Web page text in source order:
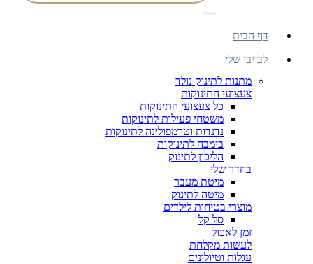
דף הבית
לבייבי שלי
מתנות לתינוק נולד
צעצועי התינוקות
כל צעצועי התינוקות
משטחי פעילות לתינוקות
נדנדות וטרמפולינה לתינוקות
בימבה לתינוקות
הליכון לתינוק
בחדר שלי
מיטת מעבר
מיטה לתינוק
מוצרי בטיחות לילדים
סל קל
זמן לאכול
לעשות מקלחת
עגלות וטיולונים